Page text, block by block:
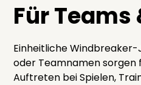
Für Teams
Einheitliche
oder Teamnamen sorgen
Auftreten bei Spielen,